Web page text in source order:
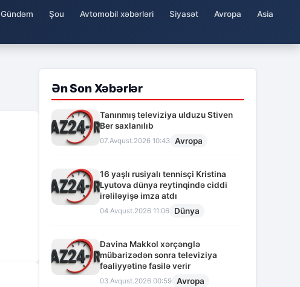
Gündəm Şou Avtomobil xəbərləri Siyasət Avropa
Asia
Ən Son Xəbərlər
Tanınmış televiziya ulduzu Stiven
Ber saxlanılıb
07.Avqust.2026 10:43 Avropa
16 yaşlı rusiyalı tennisçi Kristina
Lyutova dünya reytinqində ciddi
irəliləyişə imza atdı
04.Avqust.2026 11:06 Dünya
Davina Makkol xərçənglə
mübarizədən sonra televiziya
fəaliyyətinə fasilə verir
03.Avqust.2026 00:59 Avropa